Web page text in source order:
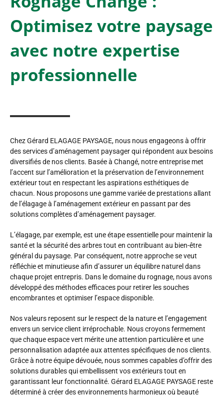
Optimisez votre paysage
avec notre expertise
professionnelle
Chez Gérard ELAGAGE PAYSAGE, nous nous engageons à offrir
des services d’aménagement paysager qui répondent aux besoins
diversifiés de nos clients. Basée à Changé, notre entreprise met
l’accent sur l’amélioration et la préservation de l’environnement
extérieur tout en respectant les aspirations esthétiques de
chacun. Nous proposons une gamme variée de prestations allant
de l’élagage à l’aménagement extérieur en passant par des
solutions complètes d’aménagement paysager.
L’élagage, par exemple, est une étape essentielle pour maintenir la
santé et la sécurité des arbres tout en contribuant au bien-être
général du paysage. Par conséquent, notre approche se veut
réfléchie et minutieuse afin d’assurer un équilibre naturel dans
chaque projet entrepris. Dans le domaine du rognage, nous avons
développé des méthodes efficaces pour retirer les souches
encombrantes et optimiser l’espace disponible.
Nos valeurs reposent sur le respect de la nature et l’engagement
envers un service client irréprochable. Nous croyons fermement
que chaque espace vert mérite une attention particulière et une
personnalisation adaptée aux attentes spécifiques de nos clients.
Grâce à notre équipe dévouée, nous sommes capables d’offrir des
solutions durables qui embellissent vos extérieurs tout en
garantissant leur fonctionnalité. Gérard ELAGAGE PAYSAGE reste
déterminé à créer des environnements harmonieux où beauté